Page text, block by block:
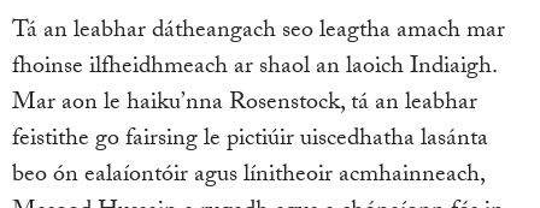
Tá an leabhar dátheangach seo leagtha amach mar
fhoinse ilfheidhmeach ar shaol an laoich Indiaigh.
Mar aon le haiku’nna Rosenstock, tá an leabhar
feistithe go fairsing le pictiúir uiscedhatha lasánta
beo ón ealaíontóir agus línitheoir acmhainneach,